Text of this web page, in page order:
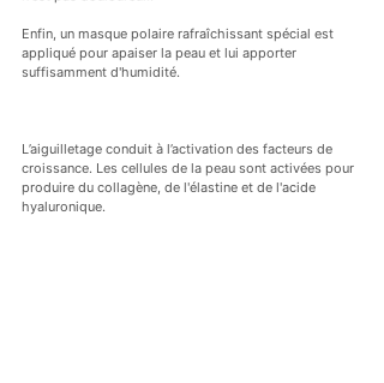
Enfin, un masque polaire rafraîchissant spécial est
appliqué pour apaiser la peau et lui apporter
suffisamment d'humidité.
L’aiguilletage conduit à l’activation des facteurs de
croissance. Les cellules de la peau sont activées pour
produire du collagène, de l'élastine et de l'acide
hyaluronique.